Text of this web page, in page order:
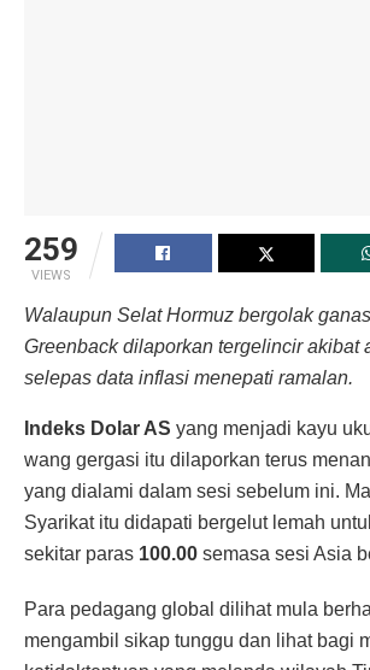
259
VIEWS
Walaupun Selat Hormuz bergolak
Greenback dilaporkan tergelincir akibat
selepas data inflasi menepati ramalan.
Indeks Dolar AS yang menjadi kayu
wang gergasi itu dilaporkan terus
yang dialami dalam sesi sebelum ini.
Syarikat itu didapati bergelut lemah
sekitar paras 100.00 semasa sesi Asia
Para pedagang global dilihat mula
mengambil sikap tunggu dan lihat bagi